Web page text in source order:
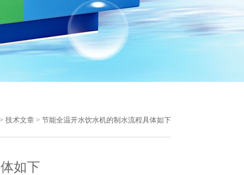
> 技术文章 > 节能全温开水饮水机的制水流程具体如下
如下